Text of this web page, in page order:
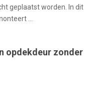
geplaatst worden. In dit
...
opdekdeur zonder